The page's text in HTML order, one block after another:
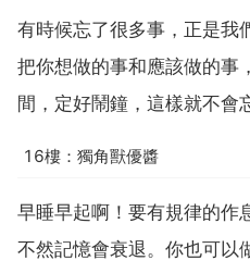
有時候忘了很多事，正是我
把你想做的事和應該做的事
間，定好鬧鐘，這樣就不會
16樓：獨角獸優醬
早睡早起啊！要有規律的作
不然記憶會衰退。你也可以